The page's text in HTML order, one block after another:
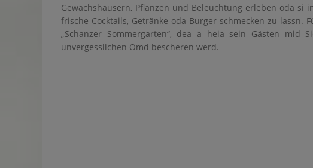
Gewächshäusern, Pflanzen und Beleuchtung erleben oda si
frische Cocktails, Getränke oda Burger schmecken zu lassn.
„Schanzer Sommergarten“, dea a heia sein Gästen mid
unvergesslichen Omd bescheren werd.